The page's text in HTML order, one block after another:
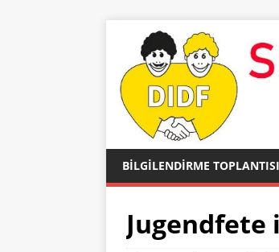
BİLGİLENDİRME TOPLANTISI
Jugendfete